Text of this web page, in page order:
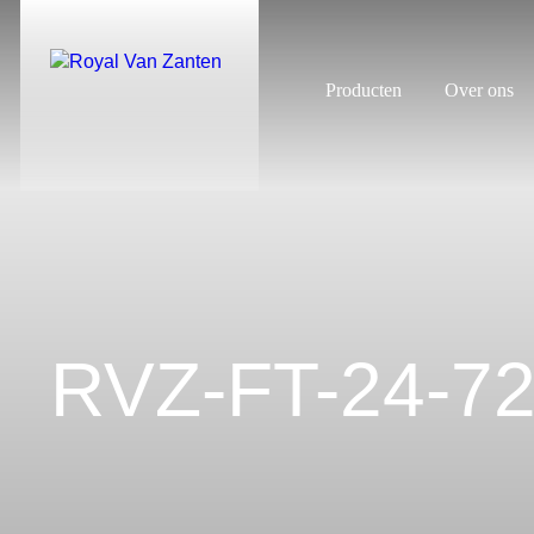
Producten Over ons
RVZ-FT-24-